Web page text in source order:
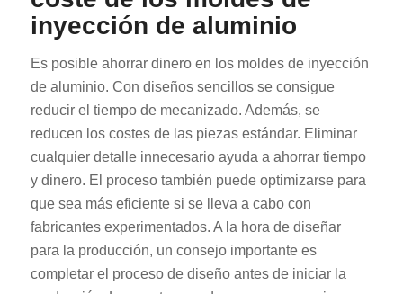
inyección de aluminio
Es posible ahorrar dinero en los moldes de inyección
de aluminio. Con diseños sencillos se consigue
reducir el tiempo de mecanizado. Además, se
reducen los costes de las piezas estándar. Eliminar
cualquier detalle innecesario ayuda a ahorrar tiempo
y dinero. El proceso también puede optimizarse para
que sea más eficiente si se lleva a cabo con
fabricantes experimentados. A la hora de diseñar
para la producción, un consejo importante es
completar el proceso de diseño antes de iniciar la